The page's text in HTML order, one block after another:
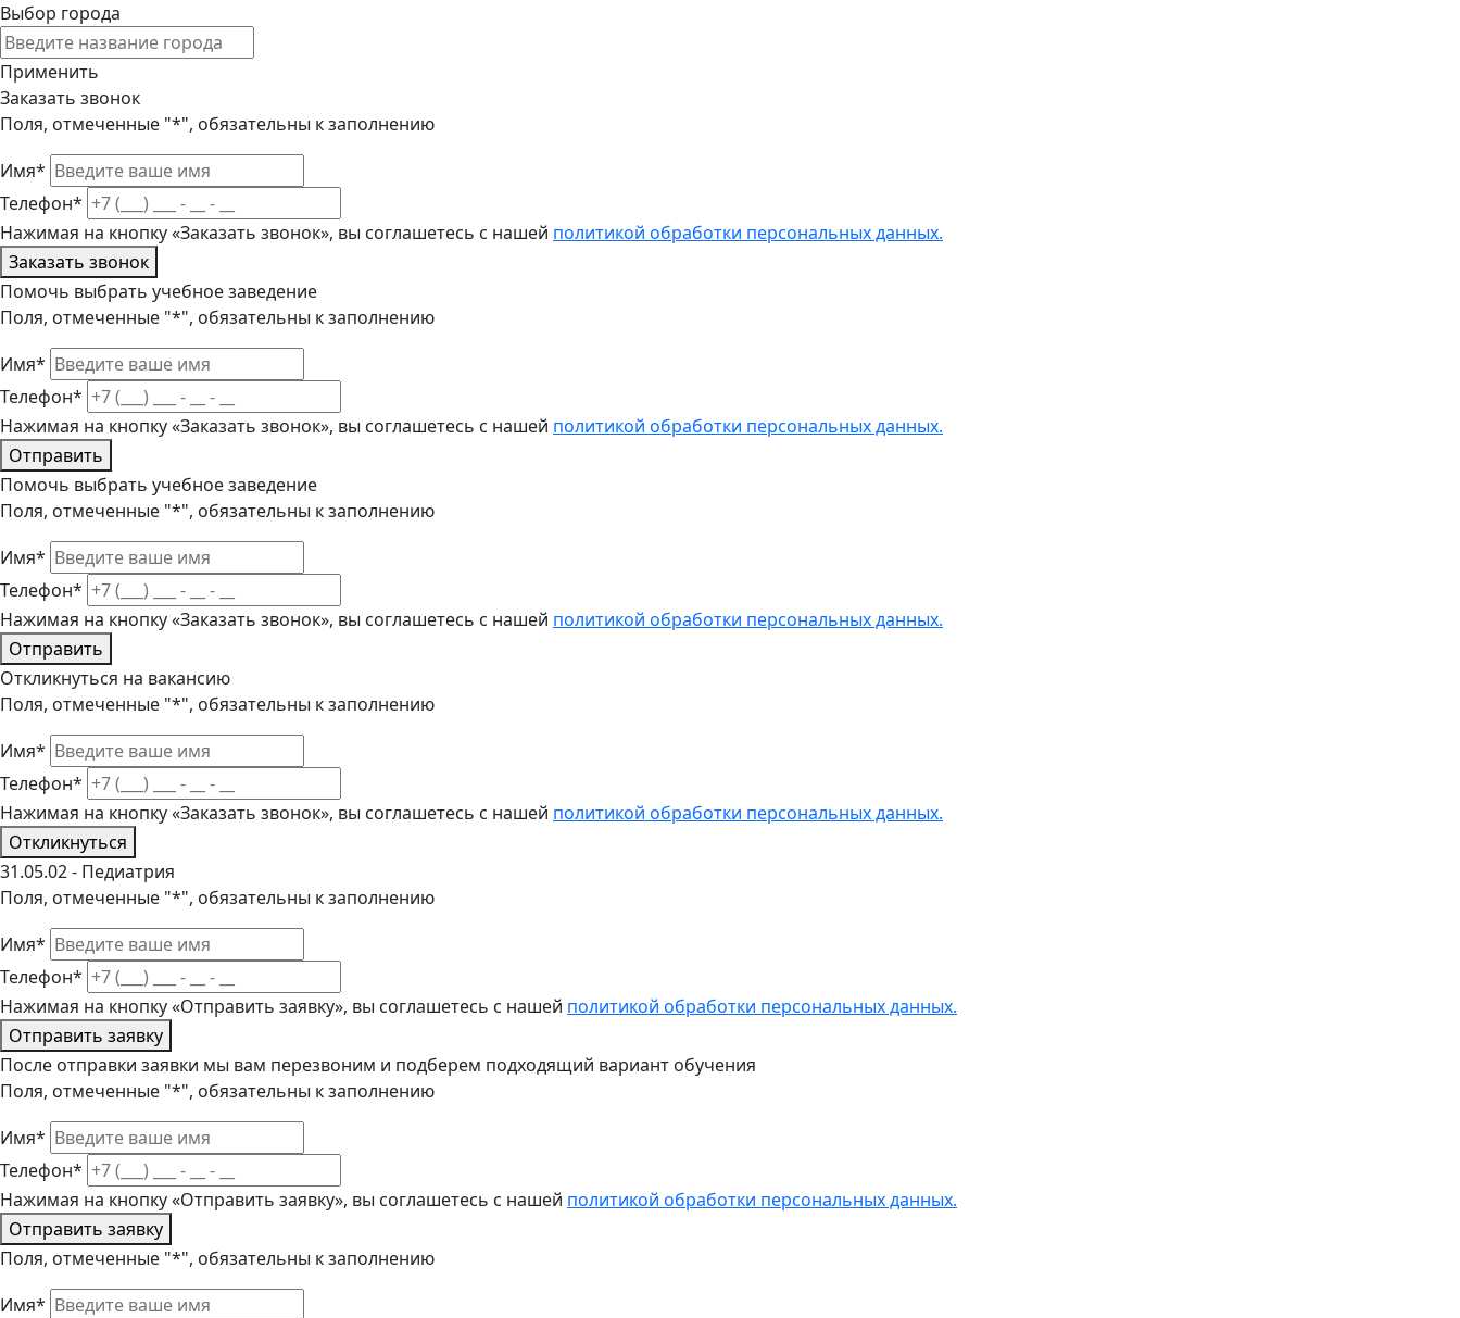
Выбор города
Применить
Заказать звонок
Поля, отмеченные "*", обязательны к заполнению
Имя*
Телефон*
Нажимая на кнопку «Заказать звонок», вы соглашетесь с нашей политикой обработки персональных данных.
Заказать звонок
Помочь выбрать учебное заведение
Поля, отмеченные "*", обязательны к заполнению
Имя*
Телефон*
Нажимая на кнопку «Заказать звонок», вы соглашетесь с нашей политикой обработки персональных данных.
Отправить
Помочь выбрать учебное заведение
Поля, отмеченные "*", обязательны к заполнению
Имя*
Телефон*
Нажимая на кнопку «Заказать звонок», вы соглашетесь с нашей политикой обработки персональных данных.
Отправить
Откликнуться на вакансию
Поля, отмеченные "*", обязательны к заполнению
Имя*
Телефон*
Нажимая на кнопку «Заказать звонок», вы соглашетесь с нашей политикой обработки персональных данных.
Откликнуться
31.05.02 - Педиатрия
Поля, отмеченные "*", обязательны к заполнению
Имя*
Телефон*
Нажимая на кнопку «Отправить заявку», вы соглашетесь с нашей политикой обработки персональных данных.
Отправить заявку
После отправки заявки мы вам перезвоним и подберем подходящий вариант обучения
Поля, отмеченные "*", обязательны к заполнению
Имя*
Телефон*
Нажимая на кнопку «Отправить заявку», вы соглашетесь с нашей политикой обработки персональных данных.
Отправить заявку
Поля, отмеченные "*", обязательны к заполнению
Имя*